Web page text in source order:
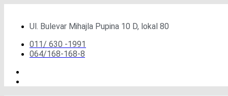
садржајUl. Bulevar Mihajla Pupina 10 D, lokal 80
011/ 630 -1991
064/168-168-8